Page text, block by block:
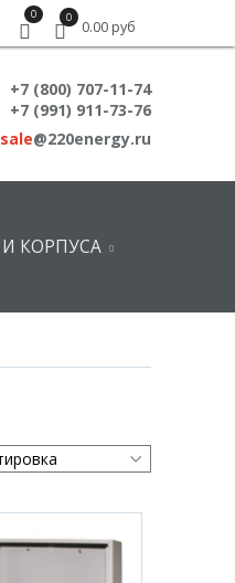
0 0
0.00 руб
(800) 707-11-74
911-73-76
sale@220energy.ru
КОРПУСА